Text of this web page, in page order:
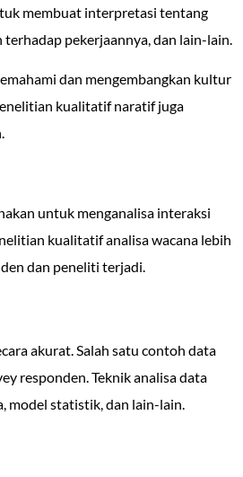
membuat interpretasi tentang
pekerjaannya, dan lain-lain.
dan mengembangkan kultur
kualitatif naratif juga
untuk menganalisa interaksi
kualitatif analisa wacana lebih
dan peneliti terjadi.
akurat. Salah satu contoh data
responden. Teknik analisa data
model statistik, dan lain-lain.